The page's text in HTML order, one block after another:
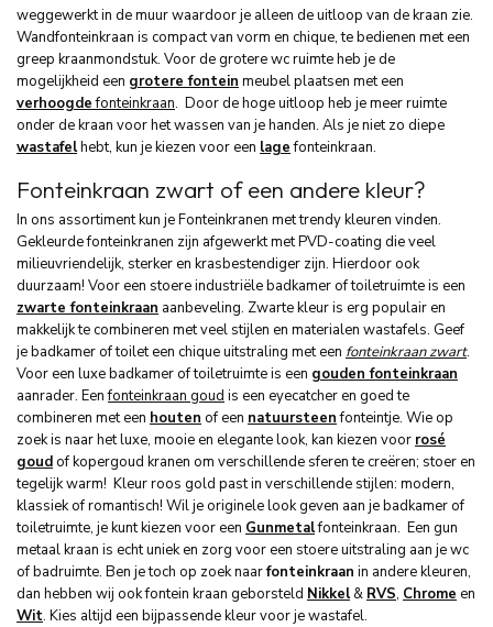
weggewerkt in de muur waardoor je alleen de uitloop van de kraan zie.
Wandfonteinkraan is compact van vorm en chique, te bedienen met een
greep kraanmondstuk. Voor de grotere wc ruimte heb je de
mogelijkheid een grotere fontein meubel plaatsen met een
verhoogdefonteinkraan. Door de hoge uitloop heb je meer ruimte
onder de kraan voor het wassen van je handen. Als je niet zo diepe
wastafelhebt, kun je kiezen voor een lagefonteinkraan.
Fonteinkraan zwart of een andere kleur?
In ons assortiment kun je Fonteinkranen met trendy kleuren vinden.
Gekleurde fonteinkranen zijn afgewerkt met PVD-coating die veel
milieuvriendelijk, sterker en krasbestendiger zijn. Hierdoor ook
duurzaam! Voor een stoere industriële badkamer of toiletruimte is een
zwarte fonteinkraan aanbeveling. Zwarte kleur is erg populair en
makkelijk te combineren met veel stijlen en materialen wastafels. Geef
je badkamer of toilet een chique uitstraling met een fonteinkraan zwart.
Voor een luxe badkamer of toiletruimte is een gouden fonteinkraan
aanrader. Eenfonteinkraan goud is een eyecatcher en goed te
combineren met een houten of een natuursteenfonteintje. Wie op
zoek is naar het luxe, mooie en elegante look, kan kiezen voor rosé
goudof kopergoud kranen om verschillende sferen te creëren; stoer en
tegelijk warm! Kleur roos gold past in verschillende stijlen: modern,
klassiek of romantisch! Wil je originele look geven aan je badkamer of
toiletruimte, je kunt kiezen voor een Gunmetalfonteinkraan. Een gun
metaal kraan is echt uniek en zorg voor een stoere uitstraling aan je wc
of badruimte. Ben je toch op zoek naarfonteinkraan in andere kleuren,
dan hebben wij ook fontein kraan geborsteld Nikkel& RVS, Chrome en
Wit. Kies altijd een bijpassende kleur voor je wastafel.